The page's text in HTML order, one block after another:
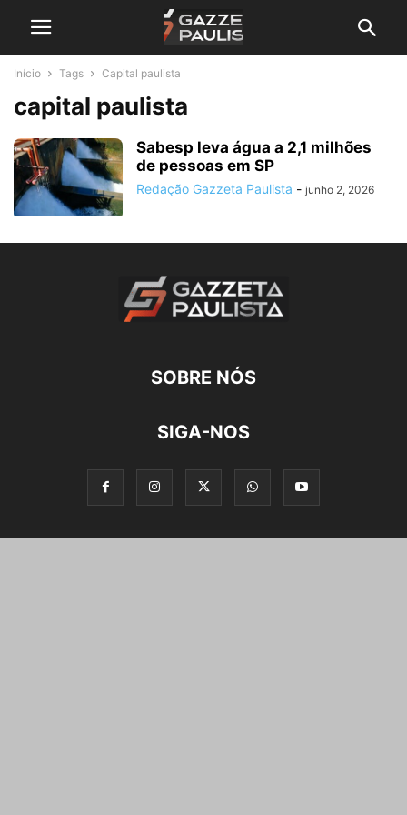
Início Tags Capital paulista
capital paulista
Sabesp leva água a 2,1 milhões
de pessoas em SP
Redação Gazzeta Paulista - junho 2, 2026
SOBRE NÓS
SIGA-NOS